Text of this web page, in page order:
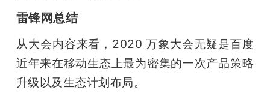
雷锋网总结
从大会内容来看，2020 万象大会无疑是百度
近年来在移动生态上最为密集的一次产品策略
升级以及生态计划布局。